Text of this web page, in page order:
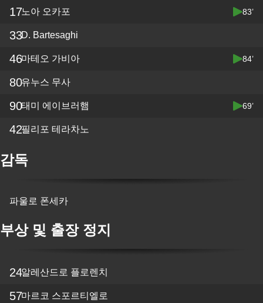
17노아 오카포 83’
33D. Bartesaghi
46마테오 가비아 84’
80유누스 무사
90태미 에이브러햄 69’
42필리포 테라차노
감독
파울로 폰세카
부상 및 출장 정지
24알레산드로 플로렌치
57마르코 스포르티엘로